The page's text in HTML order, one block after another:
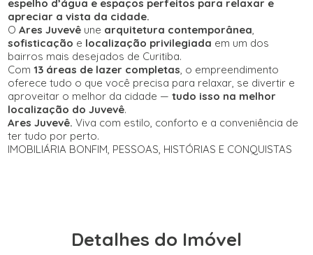
espelho d’água e espaços perfeitos para relaxar e
apreciar a vista da cidade.
OAres Juvevê une arquitetura contemporânea,
sofisticação e localização privilegiada em um dos
bairros mais desejados de Curitiba.
Com13 áreas de lazer completas, o empreendimento
oferece tudo o que você precisa para relaxar, se divertir e
aproveitar o melhor da cidade —tudo isso na melhor
localização do Juvevê.
Ares Juvevê. Viva com estilo, conforto e a conveniência de
ter tudo por perto.
IMOBILIÁRIA BONFIM, PESSOAS, HISTÓRIAS E CONQUISTAS
Detalhes do Imóvel